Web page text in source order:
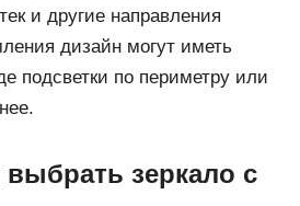
и другие направления
дизайн могут иметь
подсветки по периметру или
зеркало с